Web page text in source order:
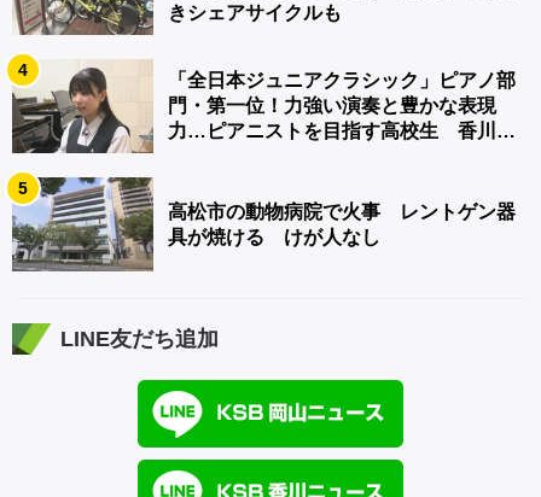
きシェアサイクルも
4
「全日本ジュニアクラシック」ピアノ部
門・第一位！力強い演奏と豊かな表現
力…ピアニストを目指す高校生 香川
5
高松市の動物病院で火事 レントゲン器
具が焼ける けが人なし
LINE友だち追加